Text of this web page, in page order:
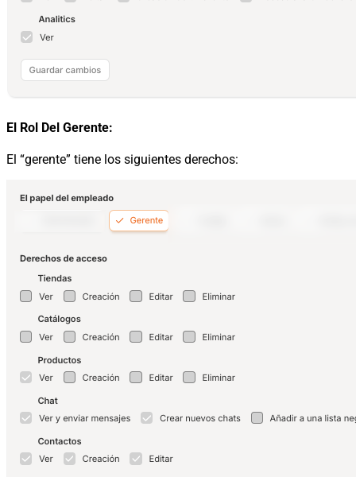
El Rol Del Gerente:
El “gerente” tiene los siguientes derechos: